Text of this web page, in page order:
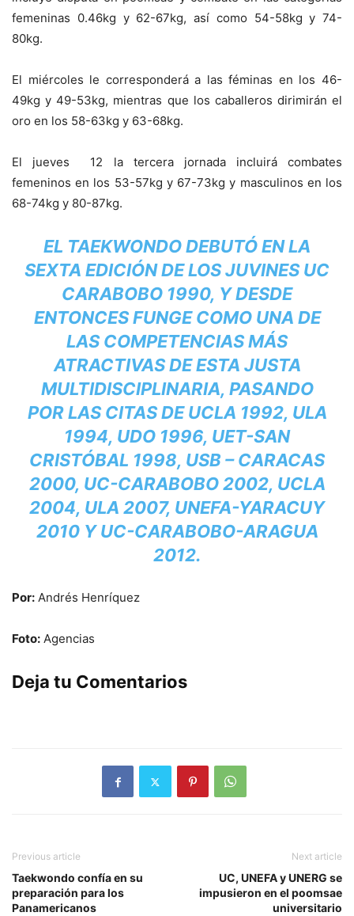
femeninas 0.46kg y 62-67kg, así como 54-58kg y 74-
80kg.
El miércoles le corresponderá a las féminas en los 46-
49kg y 49-53kg, mientras que los caballeros dirimirán el
oro en los 58-63kg y 63-68kg.
El jueves 12 la tercera jornada incluirá combates
femeninos en los 53-57kg y 67-73kg y masculinos en los
68-74kg y 80-87kg.
EL TAEKWONDO DEBUTÓ EN LA
SEXTA EDICIÓN DE LOS JUVINES UC
CARABOBO 1990, Y DESDE
ENTONCES FUNGE COMO UNA DE
LAS COMPETENCIAS MÁS
ATRACTIVAS DE ESTA JUSTA
MULTIDISCIPLINARIA, PASANDO
POR LAS CITAS DE UCLA 1992, ULA
1994, UDO 1996, UET-SAN
CRISTÓBAL 1998, USB – CARACAS
2000, UC-CARABOBO 2002, UCLA
2004, ULA 2007, UNEFA-YARACUY
2010 Y UC-CARABOBO-ARAGUA
2012.
Por: Andrés Henríquez
Foto: Agencias
Deja tu Comentarios
Previous article
Taekwondo confía en su
preparación para los
Panamericanos
Next article
UC, UNEFA y UNERG se
impusieron en el poomsae
universitario